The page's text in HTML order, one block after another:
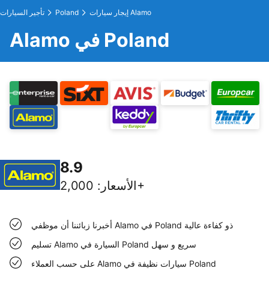
تأجير السيارات Poland إيجار سيارات Alamo
Alamo في Poland
8.9
الأسعار : 2,000+
أخبرنا زبائننا أن موظفي Alamo في Poland ذو كفاءة عالية
تسليم Alamo السيارة في Poland سريع و سهل
على حسب العملاء Alamo سيارات نظيفة في Poland